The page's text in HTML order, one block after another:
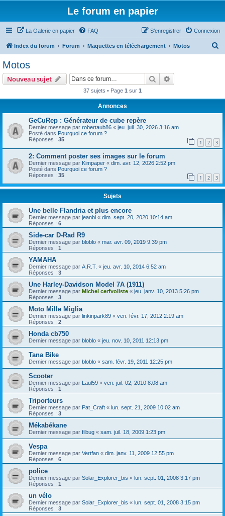
Le forum en papier
La Galerie en papier FAQ Connexion
S’enregistrer
Index du forum Forum Maquettes en téléchargement Motos
Motos
Nouveau sujet Rechercher
37 sujets • Page 1 sur 1
Annonces
GeCuRep : Générateur de cube repère
Dernier message par robertaub86 « jeu. juil. 30, 2026 3:16 am
Posté dans Pourquoi ce forum ?
Réponses : 35 1 2 3
2: Comment poster ses images sur le forum
Dernier message par Kimpaper « dim. avr. 12, 2026 2:52 pm
Posté dans Pourquoi ce forum ?
Réponses : 35 1 2 3
Sujets
Une belle Flandria et plus encore
Dernier message par jeanbi « dim. sept. 20, 2020 10:14 am
Réponses : 6
Side-car D-Rad R9
Dernier message par bloblo « mar. avr. 09, 2019 9:39 pm
Réponses : 1
YAMAHA
Dernier message par A.R.T. « jeu. avr. 10, 2014 6:52 am
Réponses : 3
Une Harley-Davidson Model 7A (1911)
Dernier message par Michel cerfvoliste « jeu. janv. 10, 2013 5:26 pm
Réponses : 3
Moto Mille Miglia
Dernier message par linkinpark89 « ven. févr. 17, 2012 2:19 am
Réponses : 2
Honda cb750
Dernier message par bloblo « jeu. nov. 10, 2011 12:13 pm
Tana Bike
Dernier message par bloblo « sam. févr. 19, 2011 12:25 pm
Scooter
Dernier message par Laul59 « ven. juil. 02, 2010 8:08 am
Réponses : 1
Triporteurs
Dernier message par Pat_Craft « lun. sept. 21, 2009 10:02 am
Réponses : 3
Mékabékane
Dernier message par filbug « sam. juil. 18, 2009 1:23 pm
Vespa
Dernier message par Vertfan « dim. janv. 11, 2009 12:55 pm
Réponses : 6
police
Dernier message par Solar_Explorer_bis « lun. sept. 01, 2008 3:17 pm
Réponses : 1
un vélo
Dernier message par Solar_Explorer_bis « lun. sept. 01, 2008 3:15 pm
Réponses : 3